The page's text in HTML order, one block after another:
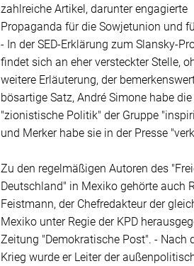
zahlreiche Artikel, darunter engagierte
Propaganda für die Sowjetunion und
- In der SED-Erklärung zum Slansky-
findet sich an eher versteckter Stelle,
weitere Erläuterung, der
bösartige Satz, André Simone habe die
"zionistische Politik" der Gruppe
und Merker habe sie in der Presse
Zu den regelmäßigen Autoren des
Deutschland" in Mexiko gehörte auch
Feistmann, der Chefredakteur der
Mexiko unter Regie der KPD
Zeitung "Demokratische Post". - Nach
Krieg wurde er Leiter der